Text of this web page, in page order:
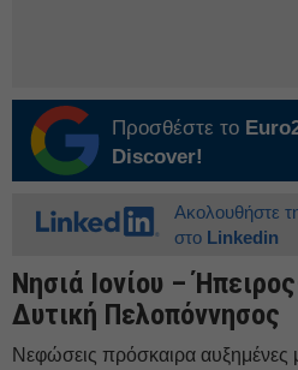
Προσθέστε το
Discover!
Ακολουθήστε
στο Linkedin
Νησιά Ιονίου –
Δυτική Πελοπόννησος
Νεφώσεις πρόσκαιρα αυξημένες